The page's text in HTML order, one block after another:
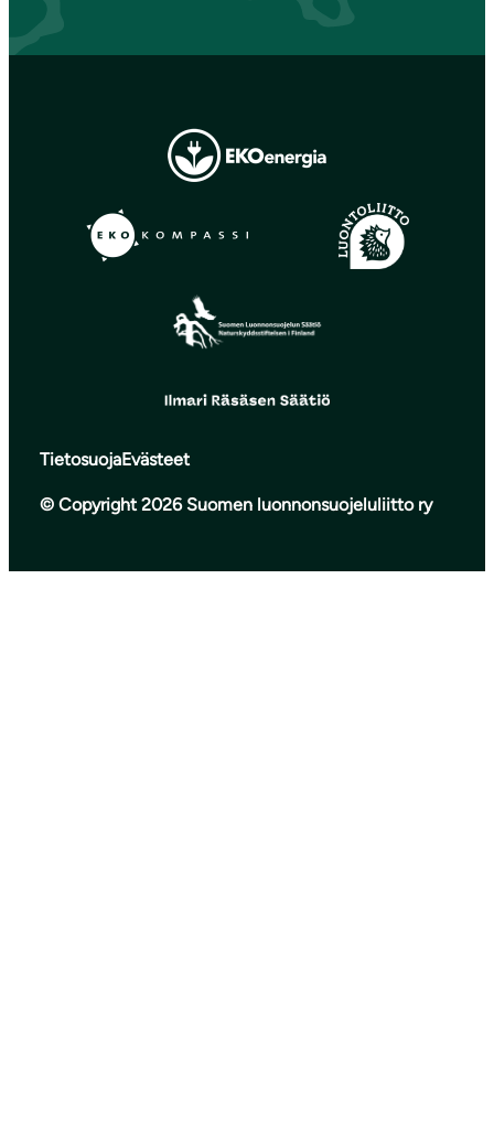
TietosuojaEvästeet
© Copyright 2026 Suomen luonnonsuojeluliitto ry